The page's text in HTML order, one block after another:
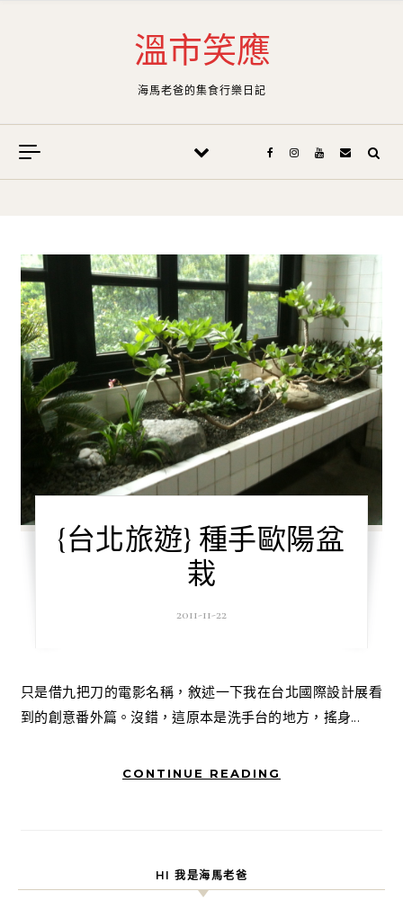
溫市笑應
海馬老爸的集食行樂日記
{台北旅遊} 種手歐陽盆
栽
2011-11-22
只是借九把刀的電影名稱，敘述一下我在台北國際設計展看
到的創意番外篇。沒錯，這原本是洗手台的地方，搖身...
CONTINUE READING
HI 我是海馬老爸